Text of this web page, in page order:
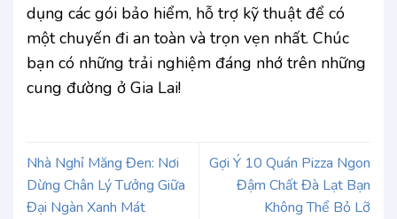
dụng các gói bảo hiểm, hỗ trợ kỹ thuật để có
một chuyến đi an toàn và trọn vẹn nhất. Chúc
bạn có những trải nghiệm đáng nhớ trên những
cung đường ở Gia Lai!
Nhà Nghỉ Măng Đen: Nơi
Dừng Chân Lý Tưởng Giữa
Đại Ngàn Xanh Mát
Gợi Ý 10 Quán Pizza Ngon
Đậm Chất Đà Lạt Bạn
Không Thể Bỏ Lỡ